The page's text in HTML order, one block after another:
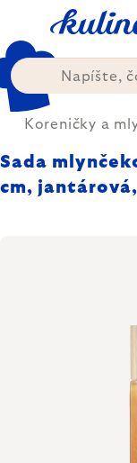
obsah
Koreničky a
Sada
cm,